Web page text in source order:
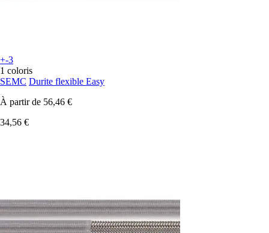
+-3
1 coloris
SEMC Durite flexible Easy
À partir de 56,46 €
34,56 €